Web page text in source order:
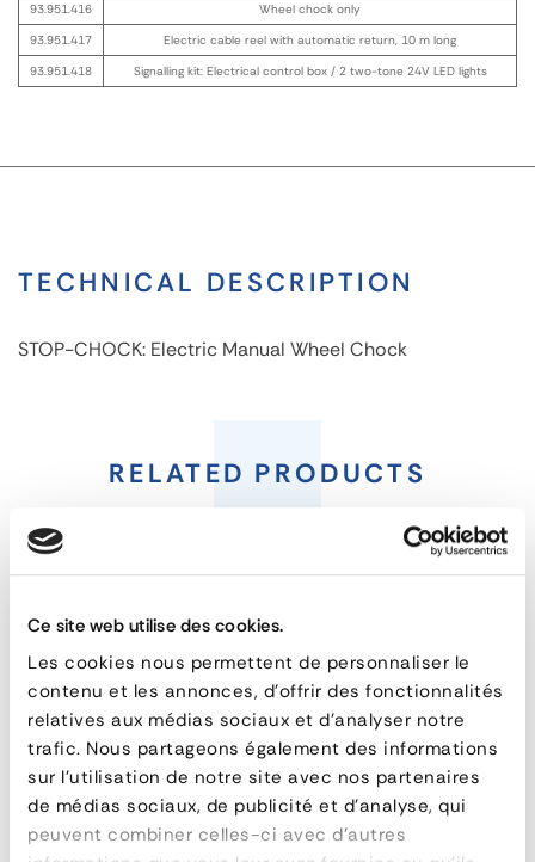
Ce site web utilise des cookies.
Les cookies nous permettent de personnaliser le
contenu et les annonces, d'offrir des fonctionnalités
relatives aux médias sociaux et d'analyser notre
trafic. Nous partageons également des informations
sur l'utilisation de notre site avec nos partenaires
de médias sociaux, de publicité et d'analyse, qui
peuvent combiner celles-ci avec d'autres
93.951.416
Wheel chock only
93.951.417
Electric cable reel with automatic return, 10 m long
93.951.418
Signalling kit: Electrical control box / 2 two-tone 24V LED lights
TECHNICAL DESCRIPTION
STOP-CHOCK: Electric Manual Wheel Chock
CHOCK:
Manual
reference93.951.416KC
material Steel
dimensions
RELATED PRODUCTS